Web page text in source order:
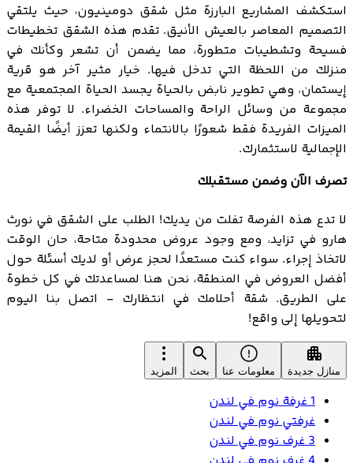
استكشف المشاريع البارزة مثل شقق دومينيون، حيث يلتقي
التصميم المعاصر بالعيش الأنيق. تقدم هذه الشقق تخطيطات
فسيحة وتشطيبات متطورة، مما يضمن أن تشعر وكأنك في
منزلك من اللحظة التي تدخل فيها. خيار مثير آخر هو قرية
إيستمان، وهي تطوير نابض بالحياة يجسد الحياة المجتمعية مع
مجموعة من وسائل الراحة والمساحات الخضراء. لا توفر هذه
الميزات الفريدة فقط شعورًا بالانتماء ولكنها تعزز أيضًا القيمة
الإجمالية لاستثمارك.
تصرف الآن وضمن مستقبلك
لا تدع هذه الفرصة تفلت من يديك! الطلب على الشقق في نورث
هارو في تزايد، ومع وجود عروض محدودة متاحة، حان الوقت
لاتخاذ إجراء. سواء كنت مستعدًا لحجز عرض أو لديك أسئلة حول
أفضل العروض في المنطقة، نحن هنا لمساعدتك في كل خطوة
على الطريق. شقة أحلامك في انتظارك - اتصل بنا اليوم
لتحويلها إلى واقع!
منازل جديدة معلومات عنا بحث المزيد
1 غرفة نوم في لندن
غرفتي نوم في لندن
3 غرف نوم في لندن